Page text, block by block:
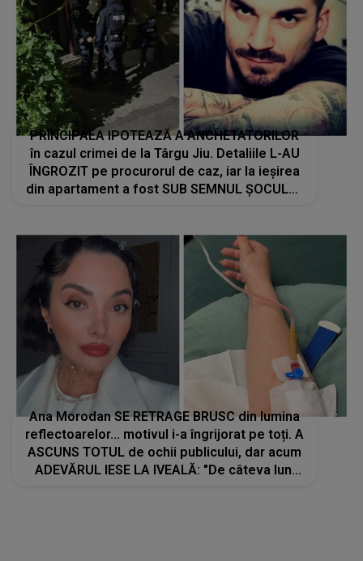
PRINCIPALA IPOTEAZĂ A ANCHETATORILOR
în cazul crimei de la Târgu Jiu. Detaliile L-AU
ÎNGROZIT pe procurorul de caz, iar la ieșirea
din apartament a fost SUB SEMNUL ȘOCULUI:
Ana Morodan SE RETRAGE BRUSC din lumina
reflectoarelor... motivul i-a îngrijorat pe toți. A
ASCUNS TOTUL de ochii publicului, dar acum
ADEVĂRUL IESE LA IVEALĂ: "De câteva luni